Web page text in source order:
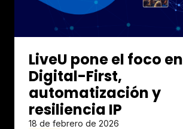
LiveU pone el foco en
Digital-First,
automatización y
resiliencia IP
18 de febrero de 2026